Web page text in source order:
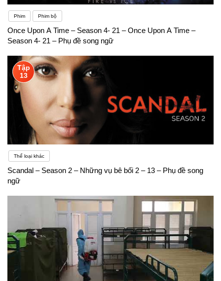
Phim Phim bộ
Once Upon A Time – Season 4- 21 – Once Upon A Time –
Season 4- 21 – Phụ đề song ngữ
Tập
13
Thể loại khác
Scandal – Season 2 – Những vụ bê bối 2 – 13 – Phụ đề song
ngữ